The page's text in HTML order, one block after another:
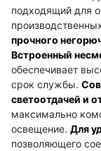
подходящий для
прочного
Встроенный
обеспечивает
срок службы.
светоотдачей и
максимально
освещение. Для
позволяющего